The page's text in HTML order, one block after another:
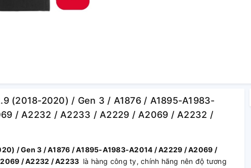
(2018-2020) / Gen 3 / A1876 / A1895-A1983-
/ A2232 / A2233 / A2229 / A2069 / A2232 /
/ Gen 3 / A1876 / A1895-A1983-A2014 / A2229 / A2069 /
/ A2232 / A2233 là hàng công ty, chính hãng nên độ tương